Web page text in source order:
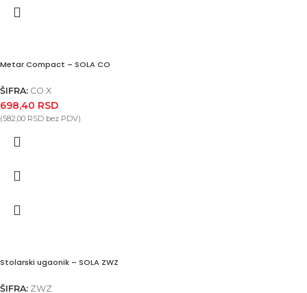
Metar Compact – SOLA CO
ŠIFRA: CO X
698,40 RSD
(582,00 RSD bez PDV)
Stolarski ugaonik – SOLA ZWZ
ŠIFRA: ZWZ